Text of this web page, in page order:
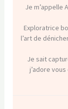
Je m’appelle
Exploratrice
l’art de
Je sait
j’adore